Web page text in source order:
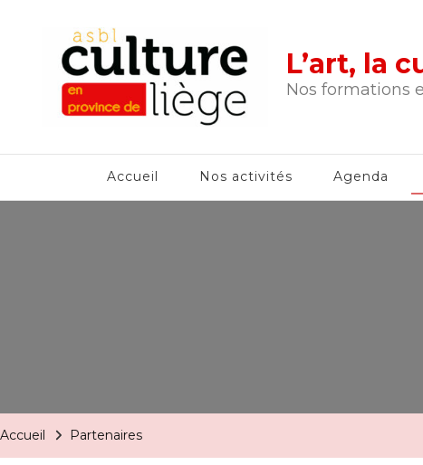
L’art, la
Nos formations
Accueil Nos activités Agenda
Accueil Partenaires